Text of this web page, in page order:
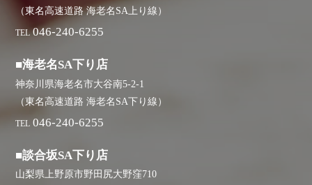
（東名高速道路 海老名SA上り線）
TEL 046-240-6255
■海老名SA下り店
神奈川県海老名市大谷南5-2-1
（東名高速道路 海老名SA下り線）
TEL 046-240-6255
■談合坂SA下り店
山梨県上野原市野田尻大野窪710